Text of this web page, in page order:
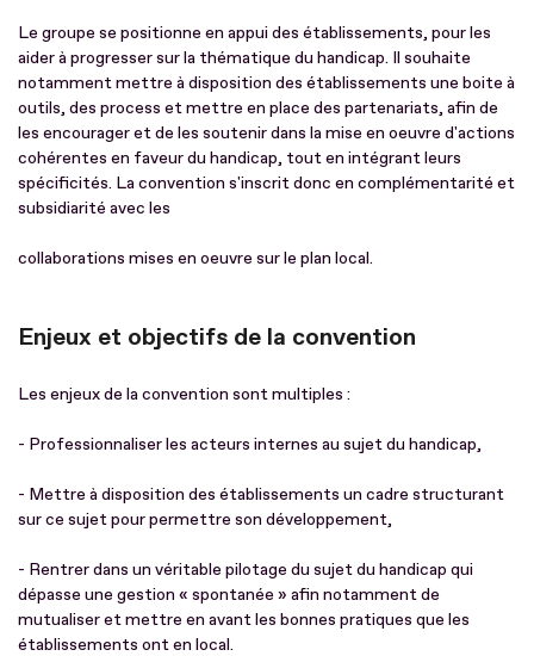
Le groupe se positionne en appui des établissements, pour les
aider à progresser sur la thématique du handicap. Il souhaite
notamment mettre à disposition des établissements une boite à
outils, des process et mettre en place des partenariats, afin de
les encourager et de les soutenir dans la mise en oeuvre d'actions
cohérentes en faveur du handicap, tout en intégrant leurs
spécificités. La convention s'inscrit donc en complémentarité et
subsidiarité avec les
collaborations mises en oeuvre sur le plan local.
Enjeux et objectifs de la convention
Les enjeux de la convention sont multiples :
- Professionnaliser les acteurs internes au sujet du handicap,
- Mettre à disposition des établissements un cadre structurant
sur ce sujet pour permettre son développement,
- Rentrer dans un véritable pilotage du sujet du handicap qui
dépasse une gestion « spontanée » afin notamment de
mutualiser et mettre en avant les bonnes pratiques que les
établissements ont en local.